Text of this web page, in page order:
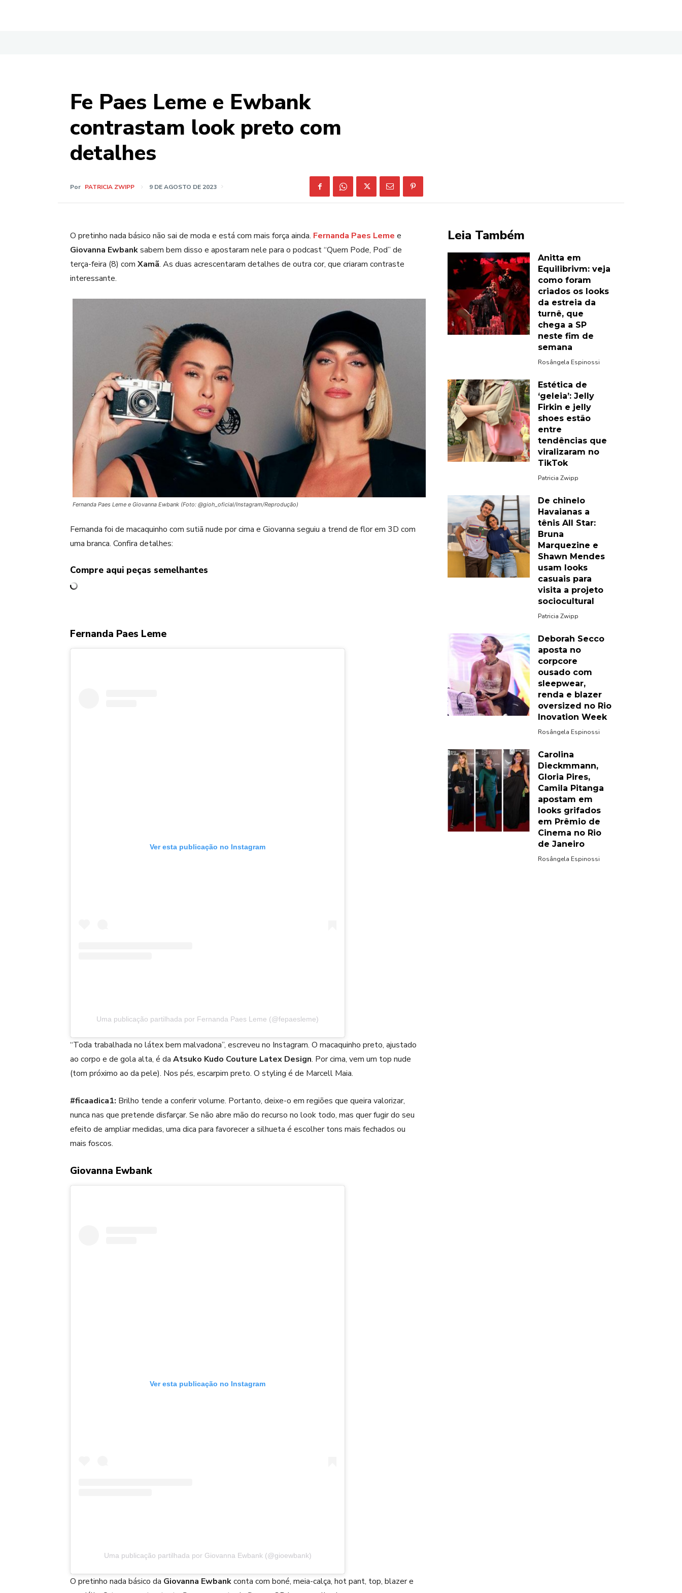
Fe Paes Leme e Ewbank
contrastam look preto com
detalhes
Por PATRICIA ZWIPP 9 DE AGOSTO DE 2023
O pretinho nada básico não sai de moda e está com mais força ainda. Fernanda Paes Leme e
Giovanna Ewbanksabem bem disso e apostaram nele para o podcast “Quem Pode, Pod” de
terça-feira (8) com Xamã. As duas acrescentaram detalhes de outra cor, que criaram contraste
interessante.
Fernanda Paes Leme e Giovanna Ewbank (Foto: @gioh_oficial/Instagram/Reprodução)
Fernanda foi de macaquinho com sutiã nude por cima e Giovanna seguiu a trend de flor em 3D com
uma branca. Confira detalhes:
Compre aqui peças semelhantes
Fernanda Paes Leme
Ver esta publicação no Instagram
Uma publicação partilhada por Fernanda Paes Leme (@fepaesleme)
“Toda trabalhada no látex bem malvadona”, escreveu no Instagram. O macaquinho preto, ajustado
ao corpo e de gola alta, é da Atsuko Kudo Couture Latex Design. Por cima, vem um top nude
(tom próximo ao da pele). Nos pés, escarpim preto. O styling é de Marcell Maia.
#ficaadica1: Brilho tende a conferir volume. Portanto, deixe-o em regiões que queira valorizar,
nunca nas que pretende disfarçar. Se não abre mão do recurso no look todo, mas quer fugir do seu
efeito de ampliar medidas, uma dica para favorecer a silhueta é escolher tons mais fechados ou
mais foscos.
Giovanna Ewbank
Ver esta publicação no Instagram
Uma publicação partilhada por Giovanna Ewbank (@gioewbank)
O pretinho nada básico da Giovanna Ewbankconta com boné, meia-calça, hot pant, top, blazer e
Leia Também
Anitta em
Equilibrivm: veja
como foram
criados os looks
da estreia da
turnê, que
chega a SP
neste fim de
semana
Rosângela Espinossi
Estética de
‘geleia’: Jelly
Firkin e jelly
shoes estão
entre
tendências que
viralizaram no
TikTok
Patricia Zwipp
De chinelo
Havaianas a
tênis All Star:
Bruna
Marquezine e
Shawn Mendes
usam looks
casuais para
visita a projeto
sociocultural
Patricia Zwipp
Deborah Secco
aposta no
corpcore
ousado com
sleepwear,
renda e blazer
oversized no Rio
Inovation Week
Rosângela Espinossi
Carolina
Dieckmmann,
Gloria Pires,
Camila Pitanga
apostam em
looks grifados
em Prêmio de
Cinema no Rio
de Janeiro
Rosângela Espinossi